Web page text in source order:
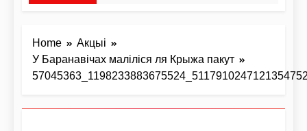
Home
Акцыі
У Баранавічах маліліся ля Крыжа пакут